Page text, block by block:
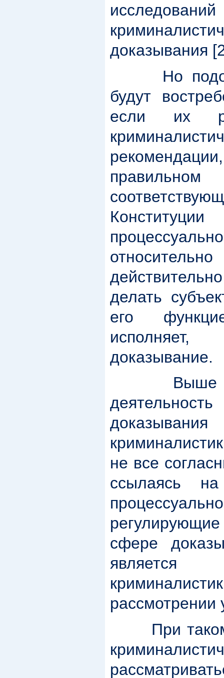
доказывания
Но
будут
если их
делать
его
доказывание.
Выше
доказывания
не все
ссылаясь
регулирующие
сфере
рассмотрении
При таком